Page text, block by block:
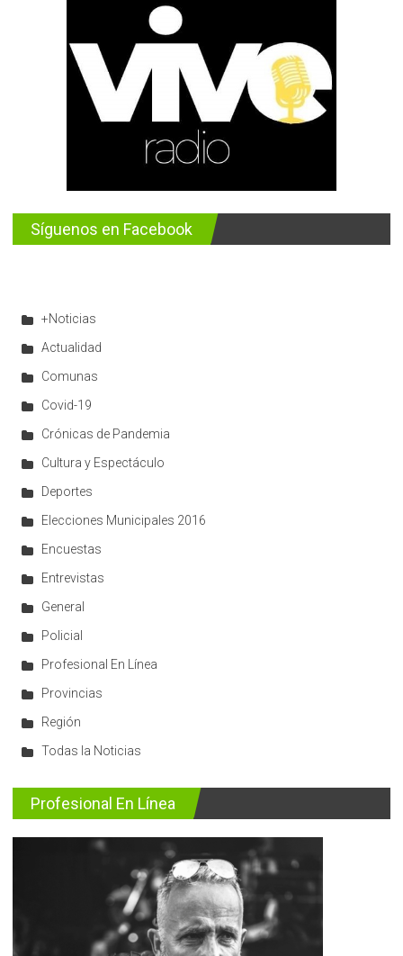
Síguenos en Facebook
+Noticias
Actualidad
Comunas
Covid-19
Crónicas de Pandemia
Cultura y Espectáculo
Deportes
Elecciones Municipales 2016
Encuestas
Entrevistas
General
Policial
Profesional En Línea
Provincias
Región
Todas la Noticias
Profesional En Línea